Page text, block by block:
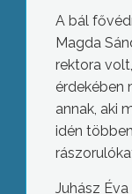
A bál
Magda
rektora
érdekében
annak, aki
idén
Juhász Éva